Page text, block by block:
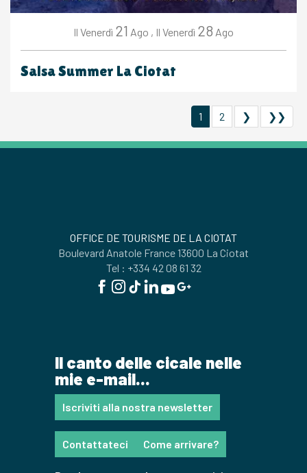
Il Venerdì 21 Ago , Il Venerdì 28 Ago
Salsa Summer La Ciotat
1 2 ❯ ❯❯
OFFICE DE TOURISME DE LA CIOTAT
Boulevard Anatole France 13600 La Ciotat
Tel : +334 42 08 61 32
Il canto delle cicale nelle
mie e-mail...
Iscriviti alla nostra newsletter
Contattateci Come arrivare?